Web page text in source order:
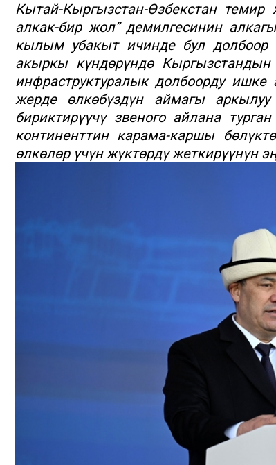
Кытай-Кыргызстан-Өзбекстан
алкак-бир жол” демилгесинин
кылым убакыт ичинде бул долбоор
акыркы күндөрүндө
инфраструктуралык долбоорду
жерде өлкөбүздүн аймагы
бириктирүүчү звеного айлана
континенттин карама-каршы
өлкөлөр үчүн жүктөрдү жеткирүүнүн